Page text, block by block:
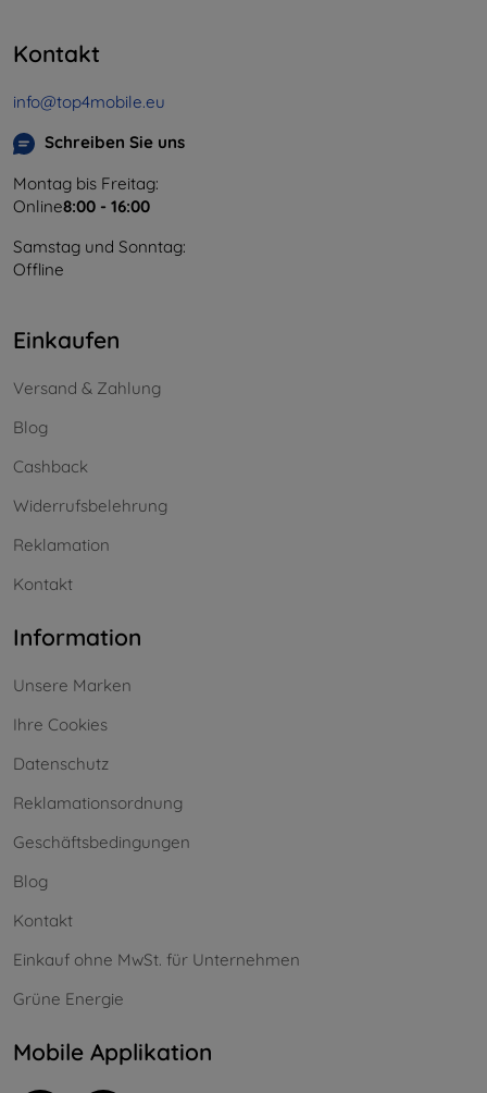
Kontakt
info@top4mobile.eu
Schreiben Sie uns
Montag bis Freitag:
Online8:00 - 16:00
Samstag und Sonntag:
Offline
Einkaufen
Versand & Zahlung
Blog
Cashback
Widerrufsbelehrung
Reklamation
Kontakt
Information
Unsere Marken
Ihre Cookies
Datenschutz
Reklamationsordnung
Geschäftsbedingungen
Blog
Kontakt
Einkauf ohne MwSt. für Unternehmen
Grüne Energie
Mobile Applikation